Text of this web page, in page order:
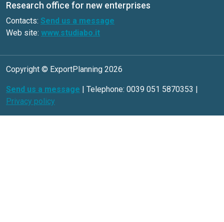
Research office for new enterprises
Contacts: Send us a message
Web site: www.studiabo.it
Copyright © ExportPlanning 2026
Send us a message | Telephone: 0039 051 5870353 |
Privacy policy